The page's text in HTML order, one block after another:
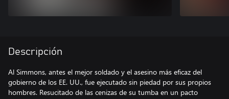
Descripción
Al Simmons, antes el mejor soldado y el asesino más eficaz del
gobierno de los EE. UU., fue ejecutado sin piedad por sus propios
hombres. Resucitado de las cenizas de su tumba en un pacto